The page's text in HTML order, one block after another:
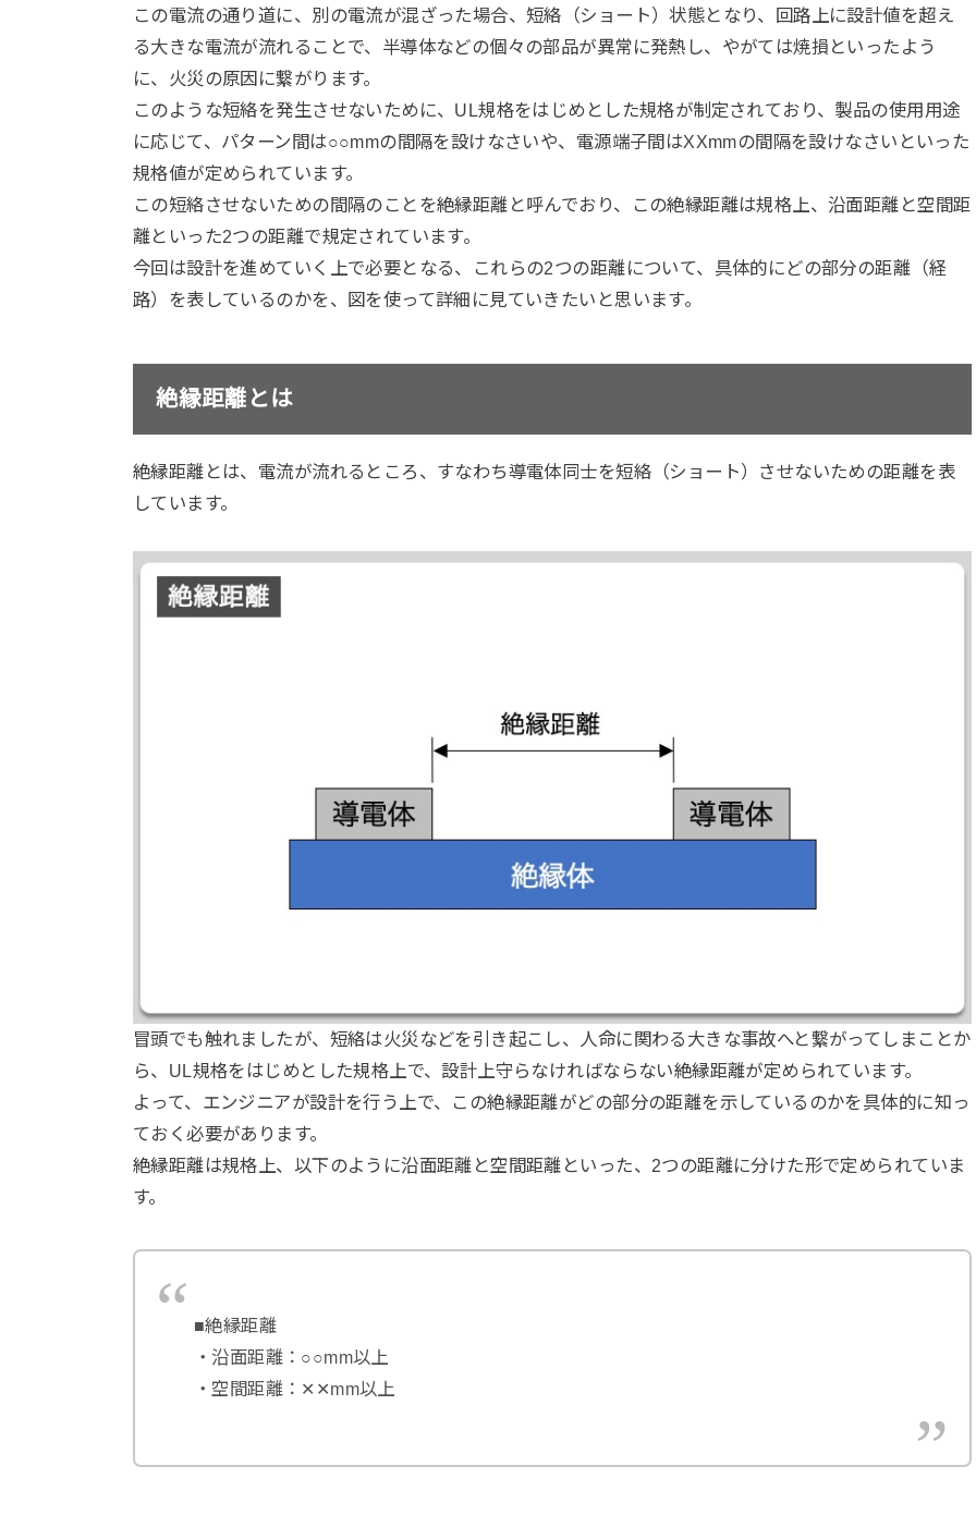
この電流の通り道に、別の電流が混ざった場合、短絡（ショート）状態となり、回路上に設計値を超え
る大きな電流が流れることで、半導体などの個々の部品が異常に発熱し、やがては焼損といったよう
に、火災の原因に繋がります。
このような短絡を発生させないために、UL規格をはじめとした規格が制定されており、製品の使用用途
に応じて、パターン間は○○mmの間隔を設けなさいや、電源端子間はXXmmの間隔を設けなさいといった
規格値が定められています。
この短絡させないための間隔のことを絶縁距離と呼んでおり、この絶縁距離は規格上、沿面距離と空間距
離といった2つの距離で規定されています。
今回は設計を進めていく上で必要となる、これらの2つの距離について、具体的にどの部分の距離（経
路）を表しているのかを、図を使って詳細に見ていきたいと思います。
絶縁距離とは
絶縁距離とは、電流が流れるところ、すなわち導電体同士を短絡（ショート）させないための距離を表
しています。
冒頭でも触れましたが、短絡は火災などを引き起こし、人命に関わる大きな事故へと繋がってしまことか
ら、UL規格をはじめとした規格上で、設計上守らなければならない絶縁距離が定められています。
よって、エンジニアが設計を行う上で、この絶縁距離がどの部分の距離を示しているのかを具体的に知っ
ておく必要があります。
絶縁距離は規格上、以下のように沿面距離と空間距離といった、2つの距離に分けた形で定められていま
す。
■絶縁距離
・沿面距離：○○mm以上
・空間距離：✕✕mm以上